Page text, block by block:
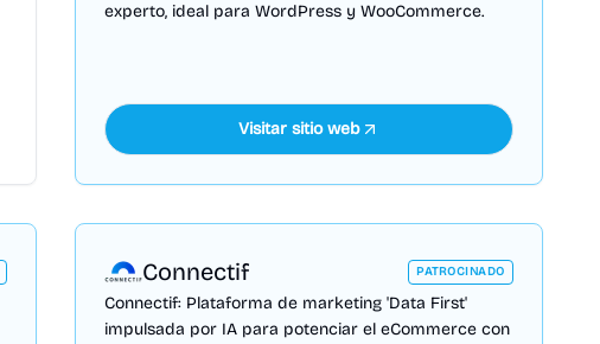
experto, ideal para WordPress y WooCommerce.
Visitar sitio web
Connectif PATROCINADO
Connectif: Plataforma de marketing 'Data First'
impulsada por IA para potenciar el eCommerce con